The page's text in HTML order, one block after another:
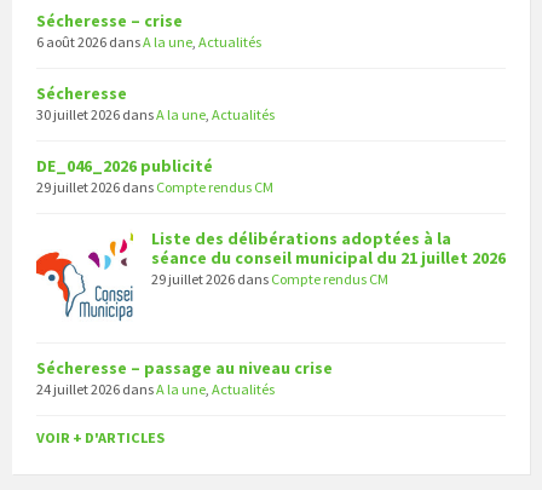
Sécheresse – crise
6 août 2026 dansA la une Actualités
Sécheresse
30 juillet 2026 dansA la une Actualités
DE_046_2026 publicité
29 juillet 2026 dans Compte rendus CM
Liste des délibérations adoptées à la
séance du conseil municipal du 21 juillet 2026
29 juillet 2026 dans Compte rendus CM
Sécheresse – passage au niveau crise
24 juillet 2026 dansA la une Actualités
VOIR + D'ARTICLES